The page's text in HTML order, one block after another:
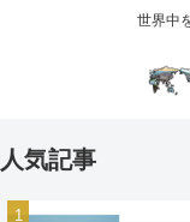
世界中
人気記事